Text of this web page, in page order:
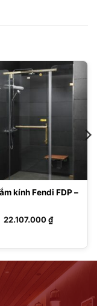
kính Fendi FDP –
22.107.000₫